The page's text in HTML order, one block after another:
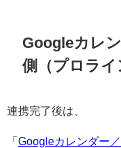
Googleカレ
側（プロライ
連携完了後は、
「Googleカレンダー